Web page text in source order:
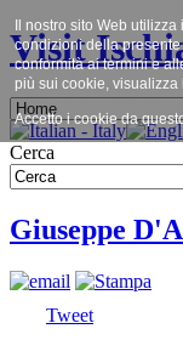
Visit
Cerca
Giuseppe
Tweet
Il nostro sito Web
condizioni della
conformità ai termini e
più sui cookie, visualizza
Accetto i cookie da